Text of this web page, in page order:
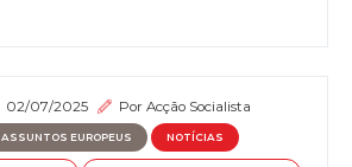
02/07/2025 PorAcção Socialista
ASSUNTOS EUROPEUS NOTÍCIAS